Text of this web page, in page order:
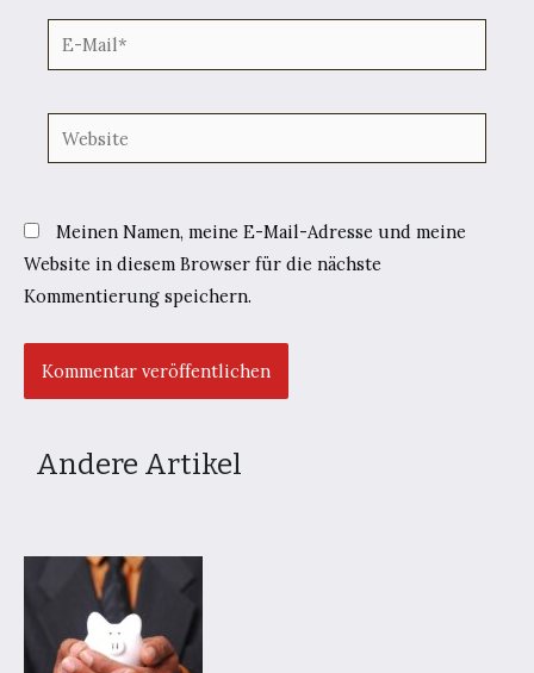
E-
Mail*
Website
Meinen Namen, meine E-Mail-Adresse und meine
Website in diesem Browser für die nächste
Kommentierung speichern.
Andere Artikel